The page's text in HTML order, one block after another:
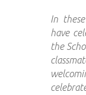
In
have
the